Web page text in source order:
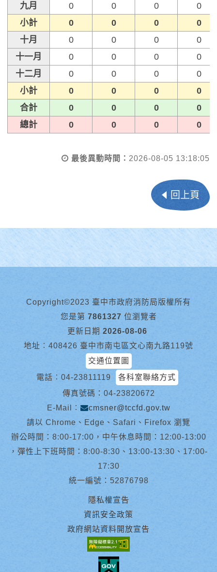
九月
0 0 0
0
小計
0 0 0
0
十月
0 0 0
0
十一月
0 0 0
0
十二月
0 0 0
0
小計
0 0 0
0
合計
0 0 0
0
總計
0 0 0 0
最後異動時間： 2026-08-05 13:18:05
回上頁
Copyright©2023 臺中市政府消防局版權所有
您是第 7861327 位瀏覽者
更新日期 2026-08-06
地址︰408426 臺中市南屯區文心南九路119號
交通位置圖
電話︰ 04-23811119
各科室聯絡方式
傳真號碼：04-23820672
E-Mail︰
cmsner@tccfd.gov.tw
請以 Chrome、Edge、Safari、Firefox 瀏覽
辦公時間：8:00-17:00，中午休息時間：12:00-13:00
，彈性上下班時間：8:00-8:30、13:00-13:30、17:00-
17:30
統一編號：52876798
隱私權宣告
資訊安全政策
政府網站資料開放宣告